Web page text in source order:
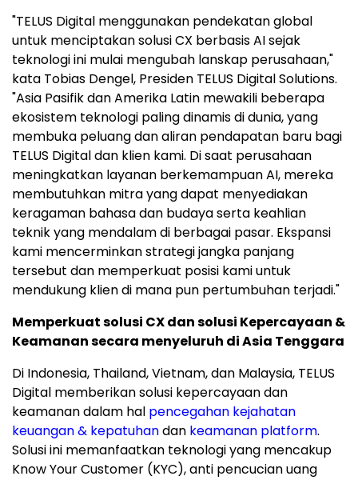
"TELUS Digital menggunakan pendekatan global
untuk menciptakan solusi CX berbasis AI sejak
teknologi ini mulai mengubah lanskap perusahaan,"
kata Tobias Dengel, Presiden TELUS Digital Solutions.
"Asia Pasifik dan Amerika Latin mewakili beberapa
ekosistem teknologi paling dinamis di dunia, yang
membuka peluang dan aliran pendapatan baru bagi
TELUS Digital dan klien kami. Di saat perusahaan
meningkatkan layanan berkemampuan AI, mereka
membutuhkan mitra yang dapat menyediakan
keragaman bahasa dan budaya serta keahlian
teknik yang mendalam di berbagai pasar. Ekspansi
kami mencerminkan strategi jangka panjang
tersebut dan memperkuat posisi kami untuk
mendukung klien di mana pun pertumbuhan terjadi."
Memperkuat solusi CX dan solusi Kepercayaan &
Keamanan secara menyeluruh di Asia Tenggara
Di Indonesia, Thailand, Vietnam, dan Malaysia, TELUS
Digital memberikan solusi kepercayaan dan
keamanan dalam hal pencegahan kejahatan
keuangan & kepatuhandan keamanan platform.
Solusi ini memanfaatkan teknologi yang mencakup
Know Your Customer (KYC), anti pencucian uang